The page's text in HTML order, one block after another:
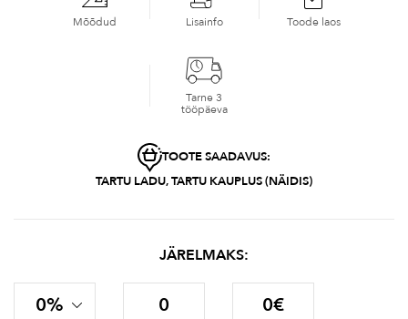
Mõõdud Lisainfo Toode laos
Tarne 3
tööpäeva
TOOTE SAADAVUS:
TARTU LADU, TARTU KAUPLUS (NÄIDIS)
JÄRELMAKS:
0% 0 0€